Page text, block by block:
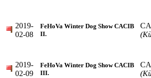
2019-
02-08
FeHoVa Winter Dog Show CACIB
II.
2019-
02-09
FeHoVa Winter Dog Show CACIB
III.